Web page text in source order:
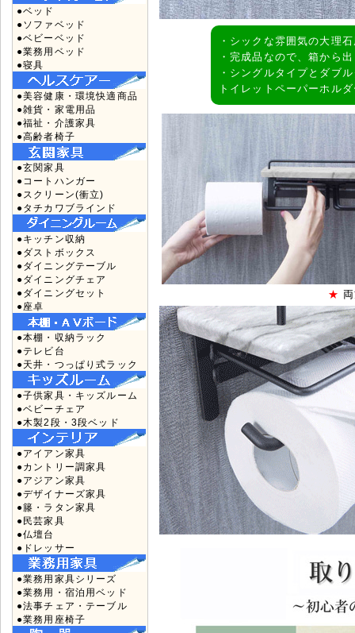
●ベッド
●ソファベッド
●ベビーベッド
●業務用ベッド
●寝具
●美容健康・環境快適商品
●雑貨・家電用品
●福祉・介護家具
●高齢者椅子
●玄関家具
●コートハンガー
●スクリーン(衝立)
●タチカワブラインド
●キッチン収納
●ダストボックス
●ダイニングテーブル
●ダイニングチェア
●ダイニングセット
●座卓
●本棚・収納ラック
●テレビ台
●天井・つっぱり式ラック
●子供家具・キッズルーム
●ベビーチェア
●木製2段・3段ベッド
●アイアン家具
●カントリー調家具
●アジアン家具
●デザイナーズ家具
●籐・ラタン家具
●民芸家具
●仏壇台
●ドレッサー
●業務用家具シリーズ
●業務用・宿泊用ベッド
●法事チェア・テーブル
●業務用座椅子
・シックな雰囲気の大理
・完成品なので、箱から
・シングルタイプとダブ
トイレットペーパーホル
★